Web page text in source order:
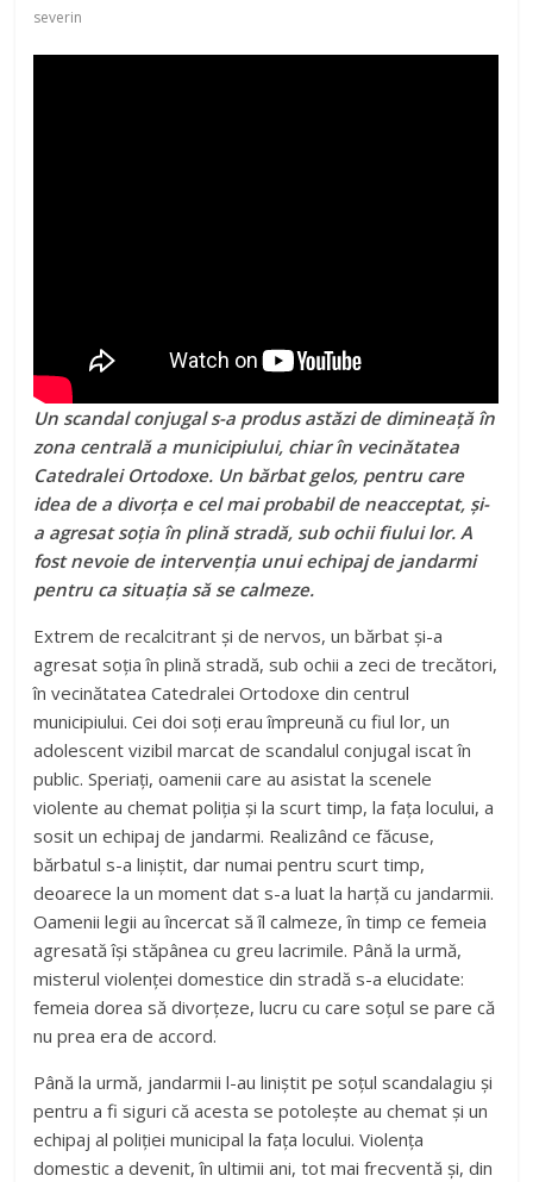
severin
Un scandal conjugal s-a produs astăzi de dimineață în
zona centrală a municipiului, chiar în vecinătatea
Catedralei Ortodoxe. Un bărbat gelos, pentru care
idea de a divorța e cel mai probabil de neacceptat, și-
a agresat soția în plină stradă, sub ochii fiului lor. A
fost nevoie de intervenția unui echipaj de jandarmi
pentru ca situația să se calmeze.
Extrem de recalcitrant și de nervos, un bărbat și-a
agresat soția în plină stradă, sub ochii a zeci de trecători,
în vecinătatea Catedralei Ortodoxe din centrul
municipiului. Cei doi soți erau împreună cu fiul lor, un
adolescent vizibil marcat de scandalul conjugal iscat în
public. Speriați, oamenii care au asistat la scenele
violente au chemat poliția și la scurt timp, la fața locului, a
sosit un echipaj de jandarmi. Realizând ce făcuse,
bărbatul s-a liniștit, dar numai pentru scurt timp,
deoarece la un moment dat s-a luat la harță cu jandarmii.
Oamenii legii au încercat să îl calmeze, în timp ce femeia
agresată își stăpânea cu greu lacrimile. Până la urmă,
misterul violenței domestice din stradă s-a elucidate:
femeia dorea să divorțeze, lucru cu care soțul se pare că
nu prea era de accord.
Până la urmă, jandarmii l-au liniștit pe soțul scandalagiu și
pentru a fi siguri că acesta se potolește au chemat și un
echipaj al poliției municipal la fața locului. Violența
domestic a devenit, în ultimii ani, tot mai frecventă și, din